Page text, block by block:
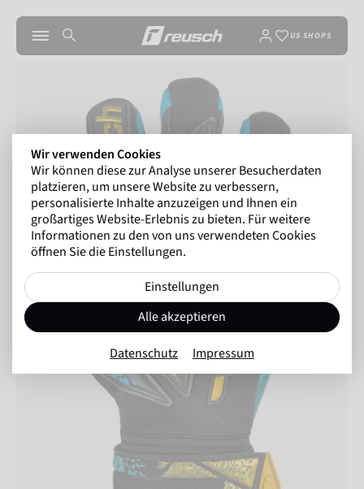
US SHOPS
Wir verwenden Cookies
Wir können diese zur Analyse unserer Besucherdaten
platzieren, um unsere Website zu verbessern,
personalisierte Inhalte anzuzeigen und Ihnen ein
großartiges Website-Erlebnis zu bieten. Für weitere
Informationen zu den von uns verwendeten Cookies
öffnen Sie die Einstellungen.
Einstellungen
Alle akzeptieren
Datenschutz Impressum